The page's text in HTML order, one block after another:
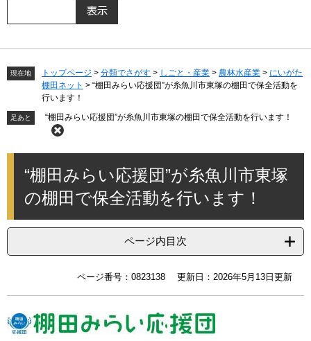
現在地 トップページ > 分類でさがす > しごと・産業 > 農林水産業 > にいがた
棚田ネット > “棚田みらい応援団”が糸魚川市東塚の棚田で保全活動を
行います！
“棚田みらい応援団”が糸魚川市東塚の棚田で保全活動を行います！
“棚田みらい応援団”が糸魚川市東塚
の棚田で保全活動を行います！
ページ内目次
ページ番号：0823138 更新日：2026年5月13日更新